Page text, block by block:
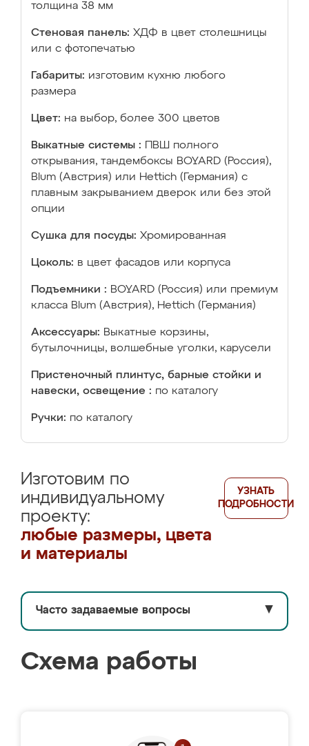
толщина 38 мм
Стеновая панель: ХДФ в цвет столешницы
или с фотопечатью
Габариты: изготовим кухню любого
размера
Цвет: на выбор, более 300 цветов
Выкатные системы :
ПВШ полного
открывания, тандембоксы BOYARD (Россия),
Blum (Австрия) или Hettich (Германия) с
плавным закрыванием дверок или без этой
опции
Сушка для посуды: Хромированная
Цоколь: в цвет фасадов или корпуса
Подъемники : BOYARD (Россия) или премиум
класса Blum (Австрия), Hettich (Германия)
Аксессуары: Выкатные корзины,
бутылочницы, волшебные уголки, карусели
Пристеночный плинтус, барные стойки и
навески, освещение : по каталогу
Ручки: по каталогу
Изготовим по
индивидуальному
проекту:
любые размеры, цвета
и материалы
УЗНАТЬ
ПОДРОБНОСТИ
Часто задаваемые вопросы ▼
Схема работы